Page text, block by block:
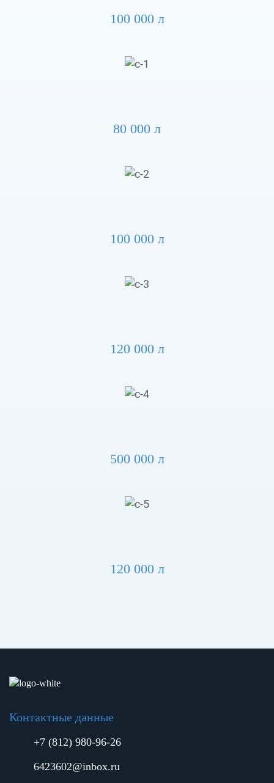
100 000 л
80 000 л
100 000 л
120 000 л
500 000 л
120 000 л
Контактные данные
+7 (812) 980-96-26
6423602@inbox.ru